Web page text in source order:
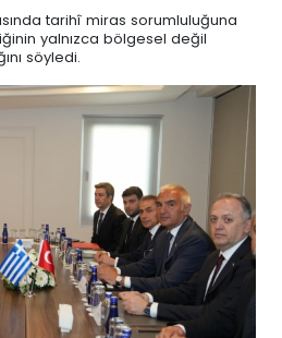
tarihî miras sorumluluğuna
yalnızca bölgesel değil
söyledi.